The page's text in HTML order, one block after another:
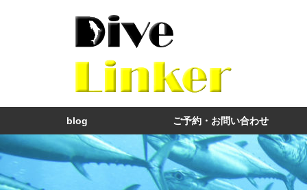
blog ご予約・お問い合わせ